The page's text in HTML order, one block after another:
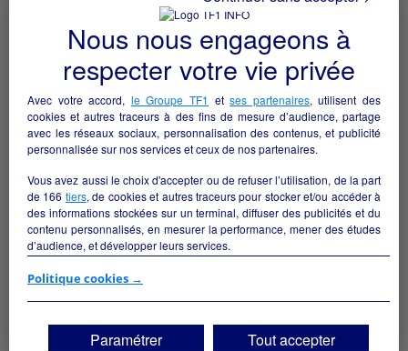
Location cellule commerciale
Val-Couesnon - 35560
Hôtellerie et restauration collectivite
Nous nous engageons à
respecter votre vie privée
Avec votre accord, le Groupe TF1 etses partenaires, utilisent des
cookies et autres traceurs à des fins de mesure d’audience, partage
avec les réseaux sociaux, personnalisation des contenus, et publicité
personnalisée sur nos services et ceux de nos partenaires.
Vous avez aussi le choix d'accepter ou de refuser l’utilisation, de la part
de 166 tiers, de cookies et autres traceurs pour stocker et/ou accéder à
des informations stockées sur un terminal, diffuser des publicités et du
contenu personnalisés, en mesurer la performance, mener des études
d’audience, et développer leurs services.
Si vous continuez sans accepter, les fonctionnalités liées à la
vos centres d'intérêt. Seuls lescookies/traceurs techniquesseront
déposés et lus sur votre terminal.
Politique cookies →
Paramétrer Tout accepter